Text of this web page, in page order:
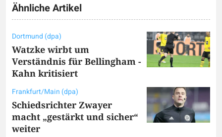
Ähnliche Artikel
Dortmund (dpa)
Watzke wirbt um
Verständnis für Bellingham -
Kahn kritisiert
Frankfurt/Main (dpa)
Schiedsrichter Zwayer
macht „gestärkt und sicher“
weiter